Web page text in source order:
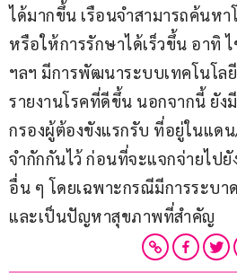
ได้มากขึ้น เรือนจำสามารถค้นหา
หรือให้การรักษาได้เร็วขึ้น อาทิ
ฯลฯ มีการพัฒนาระบบเทคโนโล
รายงานโรคที่ดีขึ้น นอกจากนี้ ยัง
กรองผู้ต้องขังแรกรับ ที่อยู่ในแ
จำกักกันไว้ ก่อนที่จะแจกจ่ายไ
อื่น ๆ โดยเฉพาะกรณีมีการระบา
และเป็นปัญหาสุขภาพที่สำคัญ